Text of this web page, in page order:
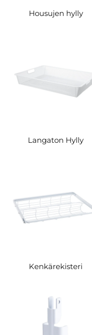
Housujen hylly
Langaton Hylly
Kenkärekisteri